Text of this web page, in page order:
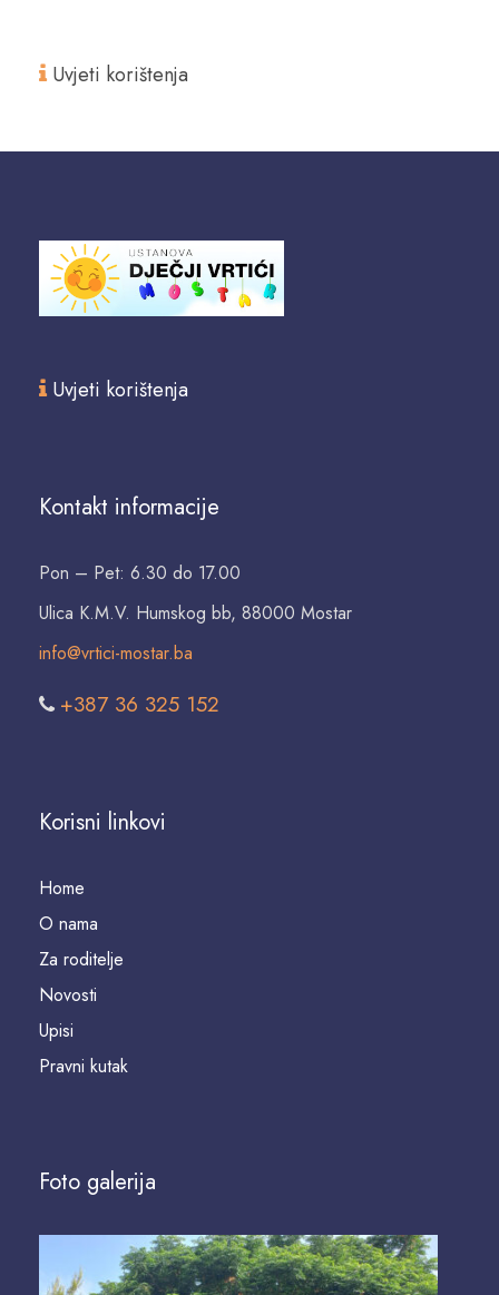
Uvjeti korištenja
Uvjeti korištenja
Kontakt informacije
Pon – Pet: 6.30 do 17.00
Ulica K.M.V. Humskog bb, 88000 Mostar
info@vrtici-mostar.ba
+387 36 325 152
Korisni linkovi
Home
O nama
Za roditelje
Novosti
Upisi
Pravni kutak
Foto galerija